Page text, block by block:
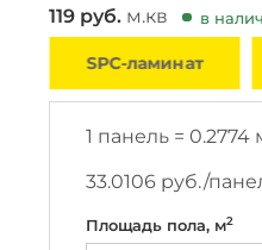
119 руб. м.кв в
SPC плитка
1 панель =0.2774
33.0106 руб./
Площадь пола, м2